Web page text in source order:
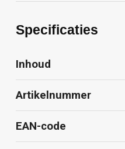
Specificaties
Inhoud
Artikelnummer
EAN-code